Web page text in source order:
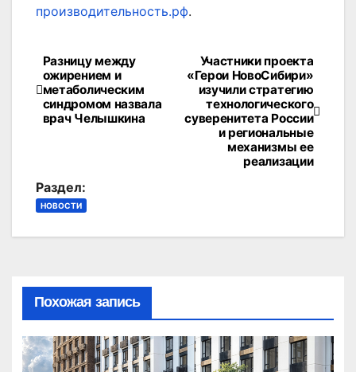
производительность.рф.
Навигация
по
записям
Участники проекта
«Герои НовоСибири»
изучили стратегию
технологического
суверенитета России
и региональные
механизмы ее
реализации
Разницу между
ожирением и
метаболическим
синдромом назвала
врач Челышкина
Раздел:
НОВОСТИ
Похожая запись